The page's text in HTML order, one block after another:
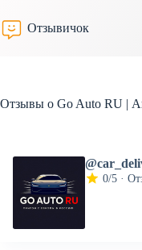
к
сути
Отзывичок
Отзывы о Go Auto RU |
0/5 ·